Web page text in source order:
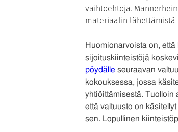
vaihtoehtoja.
materiaalin lähettämistä
Huomionarvoista on,
sijoituskiinteistöjä
pöydälle seuraavan
kokouksessa, jossa
yhtiöittämisestä. Tuolloin
että valtuusto on
sen. Lopullinen